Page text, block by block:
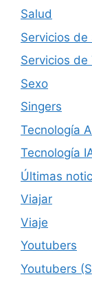
Salud
Servicios de
Servicios de
Sexo
Singers
Tecnología
Tecnología
Últimas
Viajar
Viaje
Youtubers
Youtubers